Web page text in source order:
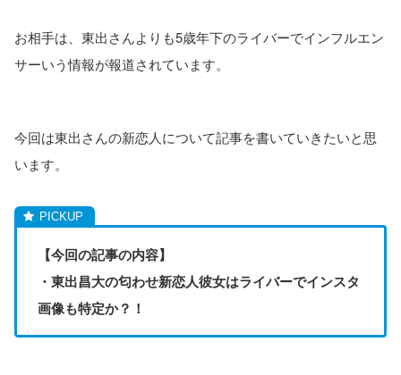
お相手は、東出さんよりも5歳年下のライバーでインフルエン
サーいう情報が報道されています。
今回は東出さんの新恋人について記事を書いていきたいと思
います。
【今回の記事の内容】
・東出昌大の匂わせ新恋人彼女はライバーでインスタ
画像も特定か？！